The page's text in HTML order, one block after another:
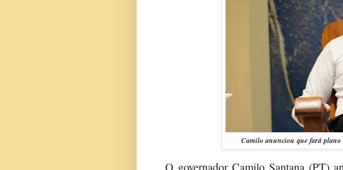
Camilo anunciou que fará plano
O governador Camilo Santana (PT)